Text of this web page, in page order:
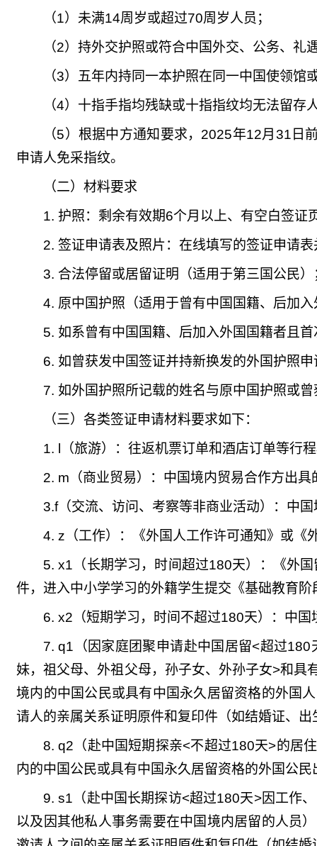
（1）未满14周岁或超过70周岁人员；
（2）持外交护照或符合中国外交、公务、礼
（3）五年内持同一本护照在同一中国使领
（4）十指手指均残缺或十指指纹均无法留存
（5）根据中方通知要求，2025年12月31
申请人免采指纹。
（二）材料要求
1. 护照：剩余有效期6个月以上、有空白签证
2. 签证申请表及照片：在线填写的签证申请
3. 合法停留或居留证明（适用于第三国公民）
4. 原中国护照（适用于曾有中国国籍、后加
5. 如系曾有中国国籍、后加入外国国籍者且
6. 如曾获发中国签证并持新换发的外国护照
7. 如外国护照所记载的姓名与原中国护照或
（三）各类签证申请材料要求如下：
1. l（旅游）：往返机票订单和酒店订单等行
2. m（商业贸易）：中国境内贸易合作方出具
3.f（交流、访问、考察等非商业活动）：中
4. z （工作）：《外国人工作许可通知》或《
5. x1（长期学习，时间超过180天）：《外
件，进入中小学学习的外籍学生提交《基础教育
6. x2（短期学习，时间不超过180天）：中
7. q1（因家庭团聚申请赴中国居留<超过
妹，祖父母、外祖父母，孙子女、外孙子女>和
境内的中国公民或具有中国永久居留资格的外国
请人的亲属关系证明原件和复印件（如结婚证、出
8. q2（赴中国短期探亲<不超过180天>的居
内的中国公民或具有中国永久居留资格的外国公
9. s1（赴中国长期探访<超过180天>因工作
以及因其他私人事务需要在中国境内居留的人员